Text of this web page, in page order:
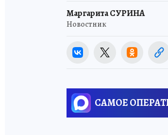
Маргарита СУРИНА
Новостник
САМОЕ